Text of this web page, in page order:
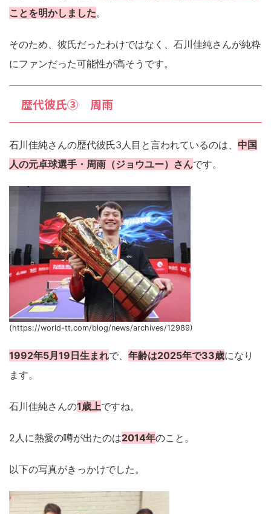
ことを明かしました。
そのため、彼氏だったわけではなく、石川佳純さんが純粋
にファンだった可能性が高そうです。
歴代彼氏③ 周雨
石川佳純さんの歴代彼氏3人目と言われているのは、 中国
人の元卓球選手・周雨（ジョウユー）さんです。
(https://world-tt.com/blog/news/archives/12989)
1992年5月19日生まれで、 年齢は2025年で33歳になり
ます。
石川佳純さんの1歳上ですね。
2人に熱愛の噂が出たのは2014年のこと。
以下の写真がきっかけでした。